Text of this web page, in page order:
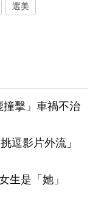
選美
擊」車禍不治
逗影片外流」
生是「她」